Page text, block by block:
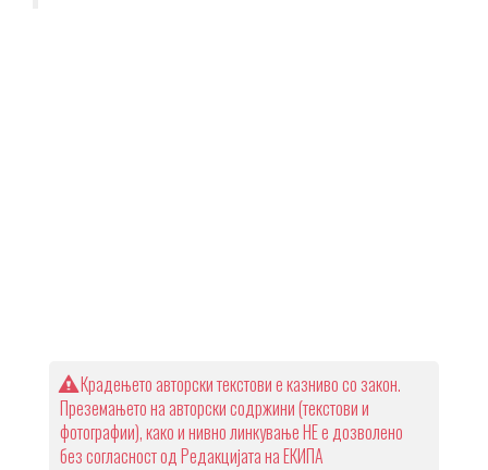
Крадењето авторски текстови е казниво со закон.
Преземањето на авторски содржини (текстови и
фотографии), како и нивно линкување НЕ е дозволено
без согласност од Редакцијата на ЕКИПА